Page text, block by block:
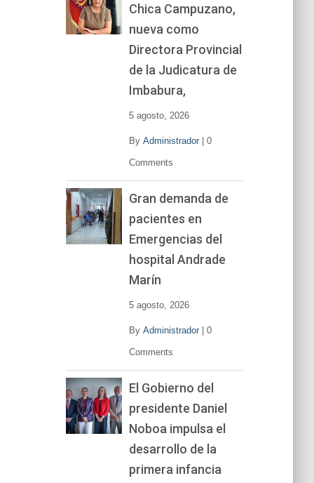
Chica Campuzano,
nueva como
Directora Provincial
de la Judicatura de
Imbabura,
5 agosto, 2026
By Administrador| 0
Comments
Gran demanda de
pacientes en
Emergencias del
hospital Andrade
Marín
5 agosto, 2026
By Administrador| 0
Comments
El Gobierno del
presidente Daniel
Noboa impulsa el
desarrollo de la
primera infancia